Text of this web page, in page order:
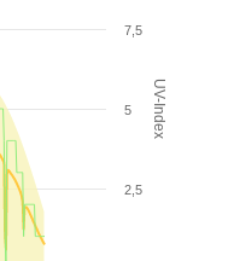
UV-Index
2,5
5
7,5